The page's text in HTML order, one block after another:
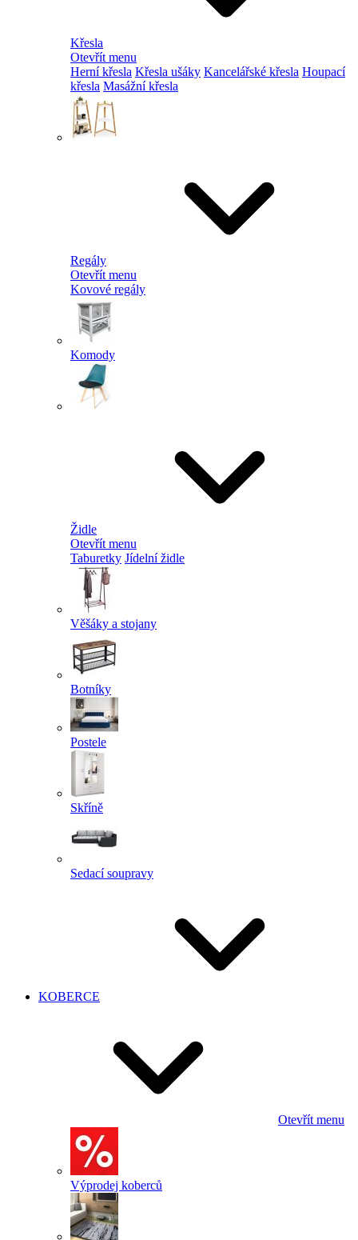
Křesla
Otevřít menu
Herní křesla Křesla ušáky Kancelářské křesla Houpací
křesla Masážní křesla
Regály
Otevřít menu
Kovové regály
Komody
Židle
Otevřít menu
Taburetky Jídelní židle
Věšáky a stojany
Botníky
Postele
Skříně
Sedací soupravy
KOBERCE
Otevřít menu
Výprodej koberců